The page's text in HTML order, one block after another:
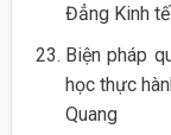
Đẳng Kinh
Biện pháp
học thực
Quang